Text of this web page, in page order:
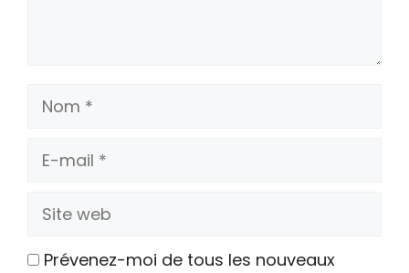
Nom
E-
Site
Prévenez-moi de tous les nouveaux